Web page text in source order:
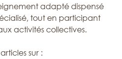
adapté dispensé
tout en participant
activités collectives.
sur :